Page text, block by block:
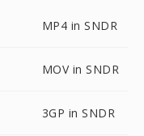
MP4 in SNDR
MOV in SNDR
3GP in SNDR